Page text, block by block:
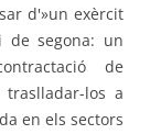
d'»un exèrcit
de segona: un
de
los a
en els sectors